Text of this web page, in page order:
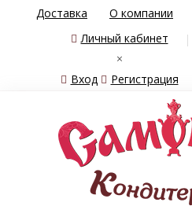
Доставка О компании
Личный кабинет
×
Вход
Регистрация